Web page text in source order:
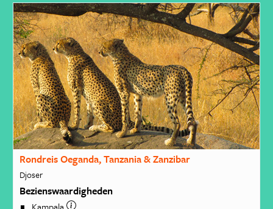
Rondreis Oeganda, Tanzania & Zanzibar
Djoser
Bezienswaardigheden
Kampala